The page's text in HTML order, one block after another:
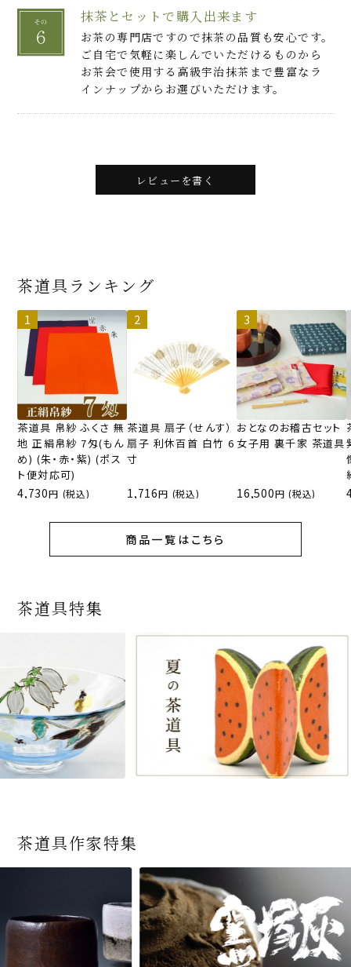
抹茶とセットで購入出来ます
お茶の専門店ですので抹茶の品質も安心です。
ご自宅で気軽に楽しんでいただけるものから
お茶会で使用する高級宇治抹茶まで豊富なラ
インナップからお選びいただけます。
レビューを書く
茶道具ランキング
茶道具 帛紗 ふくさ 無
地 正絹帛紗 7匁(もん
め) (朱・赤・紫) (ポス
ト便対応可)
4,730 (税込)
茶道具 扇子（せんす）
扇子 利休百首 白竹 6
寸
1,716 (税込)
おとなのお稽古セット
女子用 裏千家 茶道具
16,500 (税込)
商品一覧はこちら
茶道具特集
茶道具作家特集